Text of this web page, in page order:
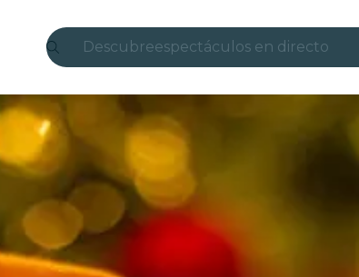
Descubreespectáculos en directo
candlelight
experiencias y ciudades
São Paulo